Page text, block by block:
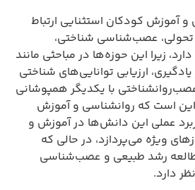
آموزش کودکان استثنایی ارتباط
تحولی، عصب‌شناسی شناختی،
زیرا این حوزه‌ها در مباحثی مانند
ارزیابی توانایی‌های شناختی
با یکدیگر همپوشانی
این است که روانشناسی و آموزش
عملی این دانش‌ها در آموزش و
ویژه می‌پردازد، در حالی که
رشد طبیعی و عصب‌شناسی
دارد.